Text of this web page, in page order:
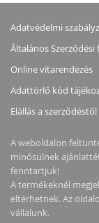
Adatvédelmi
Általános Szerződési
Online vitarendezés
Adattörlő kód
Elállás a szerződéstől
A weboldalon
minősülnek
fenntartjuk!
A termékeknél
eltérhetnek. Az
vállalunk.